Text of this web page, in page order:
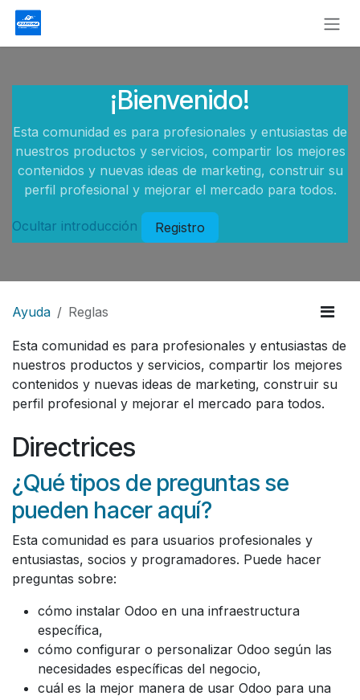
Ir al contenido
¡Bienvenido!
Esta comunidad es para profesionales y entusiastas de
nuestros productos y servicios, compartir los mejores
contenidos y nuevas ideas de marketing, construir su
perfil profesional y mejorar el mercado para todos.
Ocultar introducción Registro
Ayuda Reglas
Esta comunidad es para profesionales y entusiastas de
nuestros productos y servicios, compartir los mejores
contenidos y nuevas ideas de marketing, construir su
perfil profesional y mejorar el mercado para todos.
Directrices
¿Qué tipos de preguntas se
pueden hacer aquí?
Esta comunidad es para usuarios profesionales y
entusiastas, socios y programadores. Puede hacer
preguntas sobre:
cómo instalar Odoo en una infraestructura
específica,
cómo configurar o personalizar Odoo según las
necesidades específicas del negocio,
cuál es la mejor manera de usar Odoo para una